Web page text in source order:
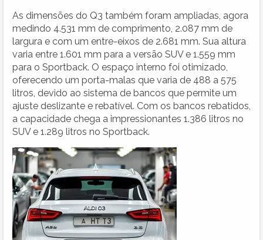
As dimensões do Q3 também foram ampliadas, agora
medindo 4.531 mm de comprimento, 2.087 mm de
largura e com um entre-eixos de 2.681 mm. Sua altura
varia entre 1.601 mm para a versão SUV e 1.559 mm
para o Sportback. O espaço interno foi otimizado,
oferecendo um porta-malas que varia de 488 a 575
litros, devido ao sistema de bancos que permite um
ajuste deslizante e rebatível. Com os bancos rebatidos,
a capacidade chega a impressionantes 1.386 litros no
SUV e 1.289 litros no Sportback.